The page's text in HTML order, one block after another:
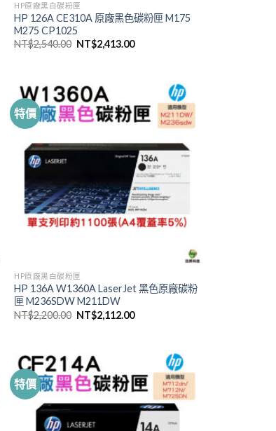
HP原廠黑白碳粉匣
HP 126A CE310A 原廠黑色碳粉匣 M175
M275 CP1025
NT$2,540.00 原
NT$2,540.00。
NT$2,413.00目
NT$2,413.00。
特價
HP原廠黑白碳粉匣
HP 136A W1360A LaserJet 黑色原廠碳粉
匣 M236SDW M211DW
NT$2,200.00 原
NT$2,200.00。
NT$2,112.00目
NT$2,112.00。
特價